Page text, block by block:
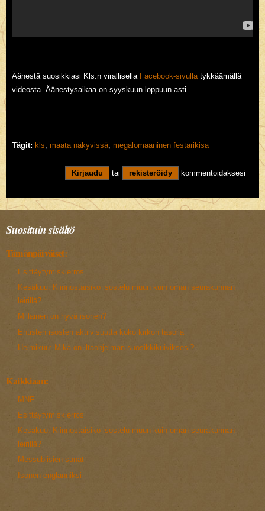
Äänestä suosikkiasi Kls.n virallisella Facebook-sivulla tykkäämällä
videosta. Äänestysaikaa on syyskuun loppuun asti.
Tägit: kls maata näkyvissä megalomaaninen festarikisa
Kirjaudu tai rekisteröidy kommentoidaksesi
Suosituin sisältö
Tämänpäiväiset:
Esittäytymiskierros
Kesäkuu: Kiinnostaisiko isostelu muun kuin oman seurakunnan
leirillä?
Millainen on hyvä isonen?
Entisten isosten aktiivisuutta koko kirkon tasolla
Helmikuu: Mikä on iltaohjelman suosikkikuiviksesi?
Kaikkiaan:
MNF
Esittäytymiskierros
Kesäkuu: Kiinnostaisiko isostelu muun kuin oman seurakunnan
leirillä?
Messubiisien sanat
Isonen englanniksi